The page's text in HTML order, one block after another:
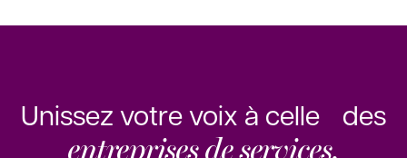
Unissez votre voix à celle des
entreprises de services.